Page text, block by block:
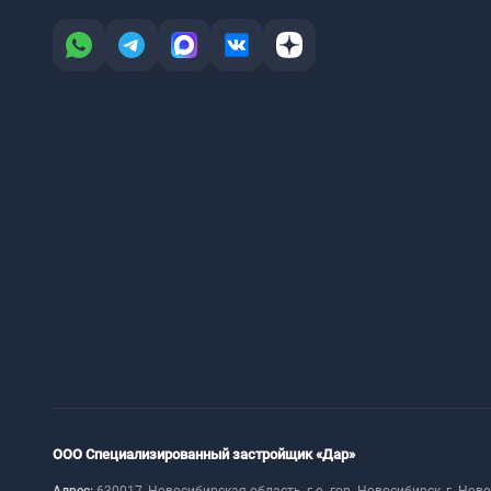
ООО Специализированный застройщик «Дар»